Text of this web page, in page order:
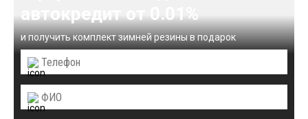
автокредит от 0.01%
и получить комплект зимней резины в подарок